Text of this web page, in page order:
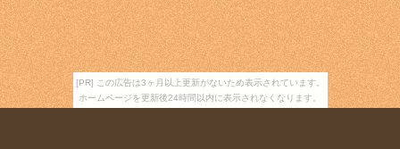
[PR] この広告は3ヶ月以上更新がないため表示されています。
ホームページを更新後24時間以内に表示されなくなります。